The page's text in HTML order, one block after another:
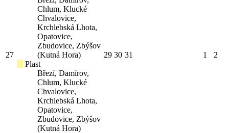
27
Chlum, Klucké
Chvalovice,
Krchlebská Lhota,
Opatovice,
Zbudovice, Zbýšov
(Kutná Hora)
Plast
Březí, Damírov,
Chlum, Klucké
Chvalovice,
Krchlebská Lhota,
Opatovice,
Zbudovice, Zbýšov
(Kutná Hora)
29 30 31 1 2